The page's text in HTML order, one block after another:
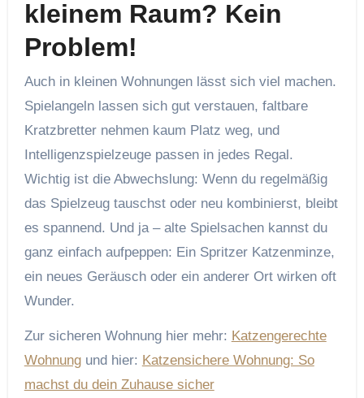
kleinem Raum? Kein
Problem!
Auch in kleinen Wohnungen lässt sich viel machen.
Spielangeln lassen sich gut verstauen, faltbare
Kratzbretter nehmen kaum Platz weg, und
Intelligenzspielzeuge passen in jedes Regal.
Wichtig ist die Abwechslung: Wenn du regelmäßig
das Spielzeug tauschst oder neu kombinierst, bleibt
es spannend. Und ja – alte Spielsachen kannst du
ganz einfach aufpeppen: Ein Spritzer Katzenminze,
ein neues Geräusch oder ein anderer Ort wirken oft
Wunder.
Zur sicheren Wohnung hier mehr: Katzengerechte
Wohnungund hier: Katzensichere Wohnung: So
machst du dein Zuhause sicher